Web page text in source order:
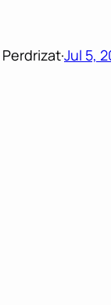
·Jul 5,